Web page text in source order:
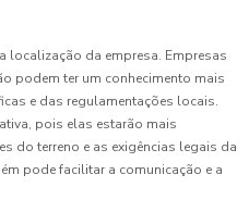
localização da empresa. Empresas
podem ter um conhecimento mais
e das regulamentações locais.
pois elas estarão mais
do terreno e as exigências legais da
pode facilitar a comunicação e a